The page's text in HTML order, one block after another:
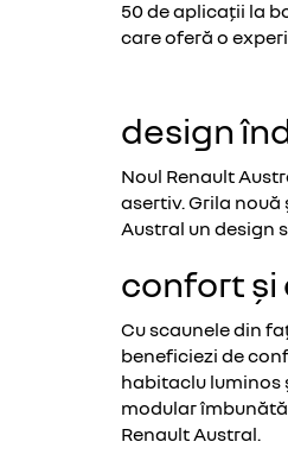
50 de aplicații la
care oferă o
design
Noul Renault
asertiv. Grila
Austral un design
confort și
Cu scaunele din
beneficiezi de
habitaclu luminos
modular
Renault Austral.